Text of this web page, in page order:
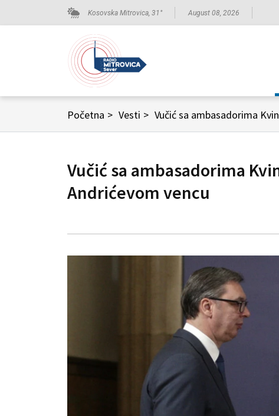
Kosovska Mitrovica, 31 ° August 08, 2026
Početna > Vesti > Vučić sa ambasadorima
Vučić sa ambasadorima
Andrićevom vencu